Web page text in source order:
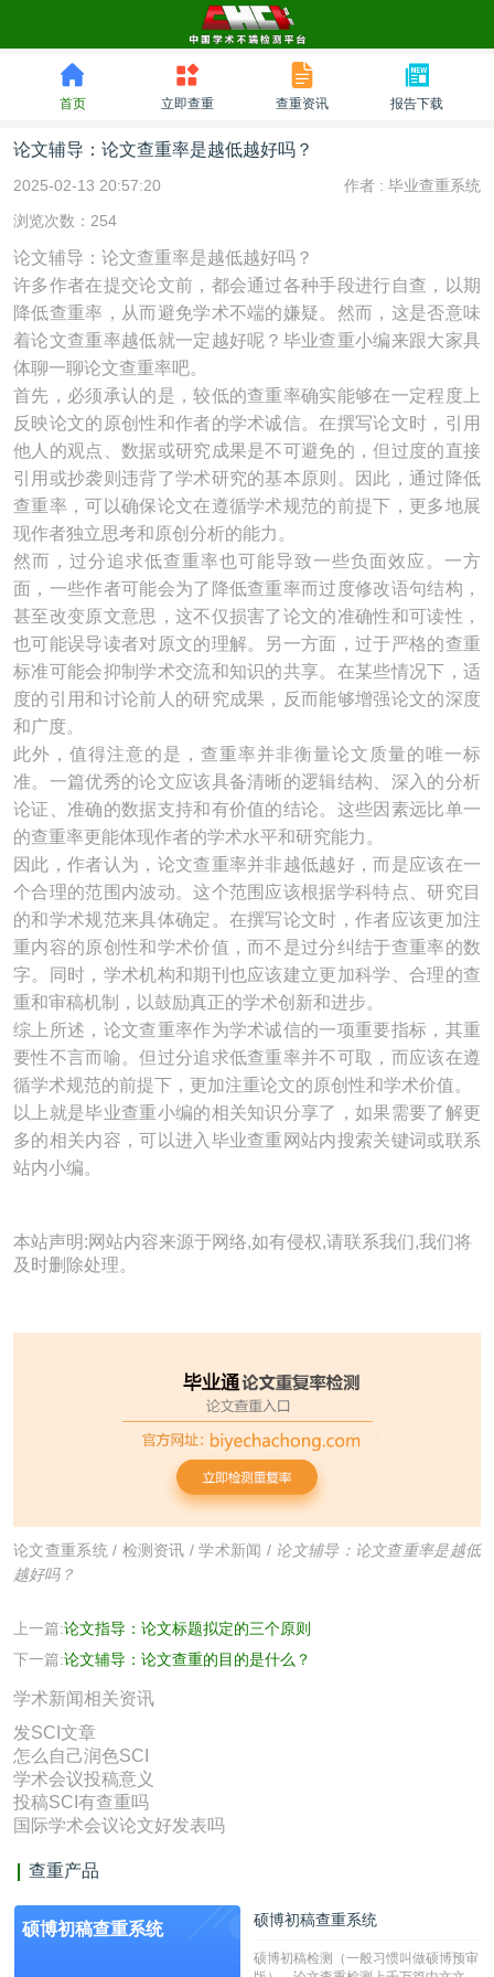
首页 立即查重 查重资讯 报告下载
论文辅导：论文查重率是越低越好吗？
2025-02-13 20:57:20 作者 : 毕业查重系统
浏览次数：254
论文辅导：论文查重率是越低越好吗？
许多作者在提交论文前，都会通过各种手段进行自查，以期
降低查重率，从而避免学术不端的嫌疑。然而，这是否意味
着论文查重率越低就一定越好呢？毕业查重小编来跟大家具
体聊一聊论文查重率吧。
首先，必须承认的是，较低的查重率确实能够在一定程度上
反映论文的原创性和作者的学术诚信。在撰写论文时，引用
他人的观点、数据或研究成果是不可避免的，但过度的直接
引用或抄袭则违背了学术研究的基本原则。因此，通过降低
查重率，可以确保论文在遵循学术规范的前提下，更多地展
现作者独立思考和原创分析的能力。
然而，过分追求低查重率也可能导致一些负面效应。一方
面，一些作者可能会为了降低查重率而过度修改语句结构，
甚至改变原文意思，这不仅损害了论文的准确性和可读性，
也可能误导读者对原文的理解。另一方面，过于严格的查重
标准可能会抑制学术交流和知识的共享。在某些情况下，适
度的引用和讨论前人的研究成果，反而能够增强论文的深度
和广度。
此外，值得注意的是，查重率并非衡量论文质量的唯一标
准。一篇优秀的论文应该具备清晰的逻辑结构、深入的分析
论证、准确的数据支持和有价值的结论。这些因素远比单一
的查重率更能体现作者的学术水平和研究能力。
因此，作者认为，论文查重率并非越低越好，而是应该在一
个合理的范围内波动。这个范围应该根据学科特点、研究目
的和学术规范来具体确定。在撰写论文时，作者应该更加注
重内容的原创性和学术价值，而不是过分纠结于查重率的数
字。同时，学术机构和期刊也应该建立更加科学、合理的查
重和审稿机制，以鼓励真正的学术创新和进步。
综上所述，论文查重率作为学术诚信的一项重要指标，其重
要性不言而喻。但过分追求低查重率并不可取，而应该在遵
循学术规范的前提下，更加注重论文的原创性和学术价值。
以上就是毕业查重小编的相关知识分享了，如果需要了解更
多的相关内容，可以进入毕业查重网站内搜索关键词或联系
站内小编。
本站声明:网站内容来源于网络,如有侵权,请联系我们,我们将
及时删除处理。
论文查重系统/ 检测资讯 /学术新闻 / 论文辅导：论文查重率是越低
越好吗？
上一篇:论文指导：论文标题拟定的三个原则
下一篇:论文辅导：论文查重的目的是什么？
学术新闻相关资讯
发SCI文章
怎么自己润色SCI
学术会议投稿意义
投稿SCI有查重吗
国际学术会议论文好发表吗
查重产品
硕博初稿查重系统 硕博初稿查重系统
硕博初稿检测（一般习惯叫做硕博预审